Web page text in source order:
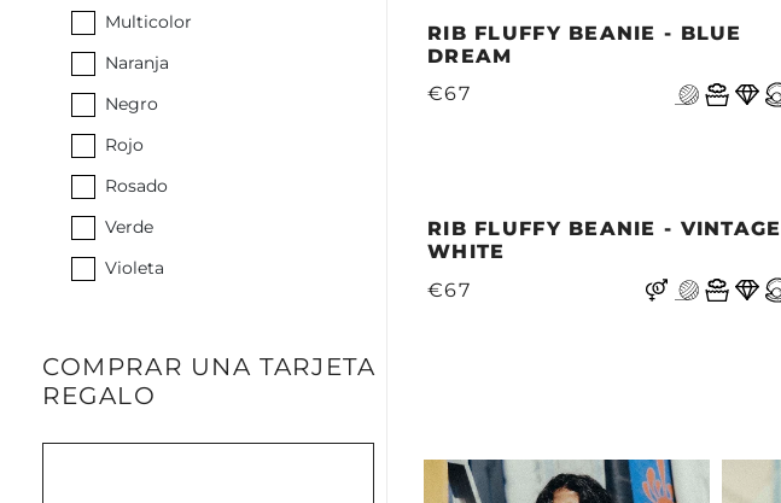
Multicolor
Naranja
Negro
Rojo
Rosado
Verde
Violeta
COMPRAR UNA TARJETA
REGALO
RIB FLUFFY BEANIE - BLUE
DREAM
€67
RIB FLUFFY BEANIE - VINTAGE
WHITE
€67